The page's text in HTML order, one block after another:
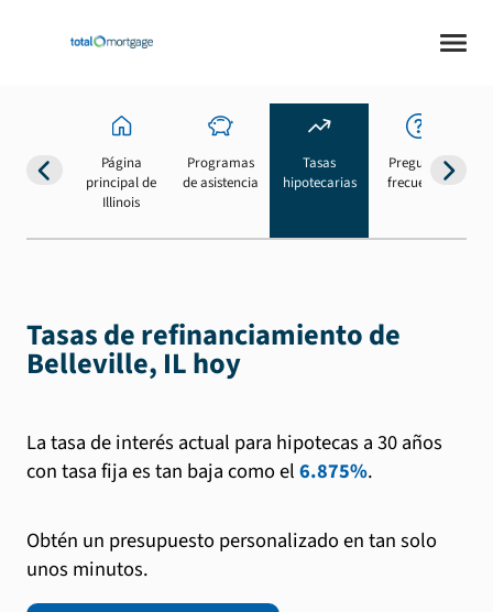
Página
principal de
Illinois
Programas
de asistencia
Tasas
hipotecarias
Preguntas
frecuentes
Tasas de refinanciamiento de
Belleville, IL hoy
La tasa de interés actual para hipotecas a 30 años
con tasa fija es tan baja como el6.875%.
Obtén un presupuesto personalizado en tan solo
unos minutos.